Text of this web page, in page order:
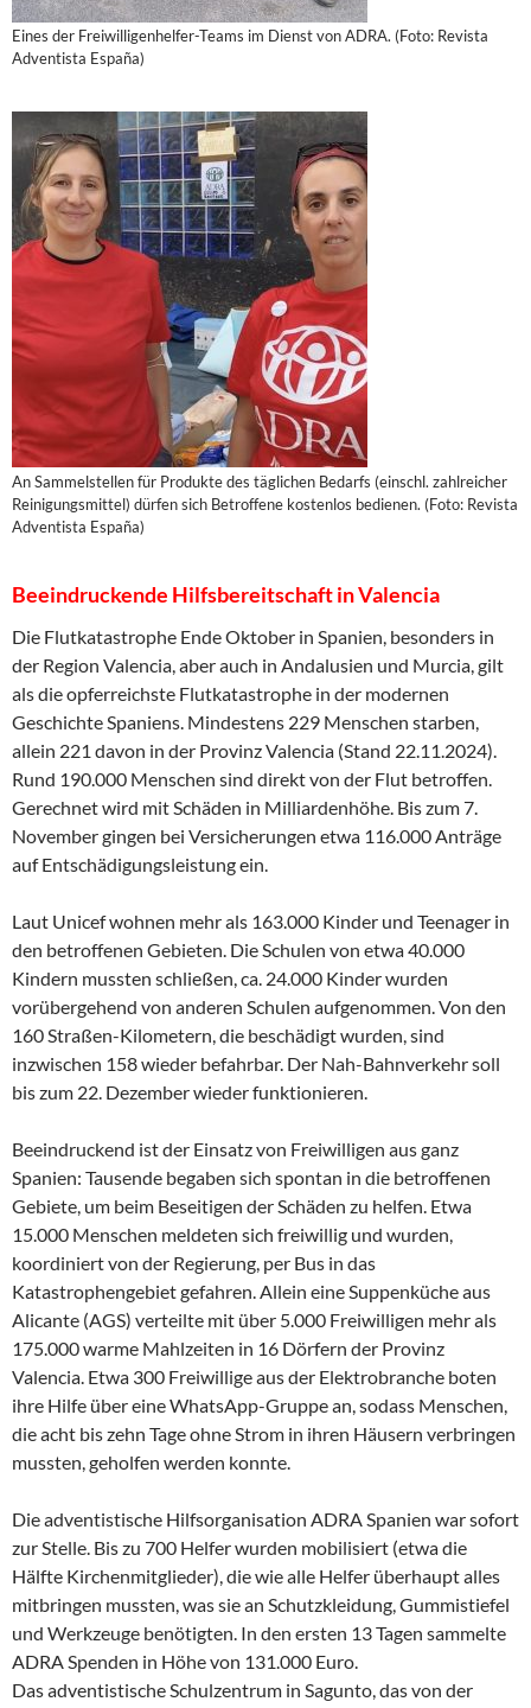
Eines der Freiwilligenhelfer-Teams im Dienst von ADRA. (Foto: Revista
Adventista España)
An Sammelstellen für Produkte des täglichen Bedarfs (einschl. zahlreicher
Reinigungsmittel) dürfen sich Betroffene kostenlos bedienen. (Foto: Revista
Adventista España)
Beeindruckende Hilfsbereitschaft in Valencia
Die Flutkatastrophe Ende Oktober in Spanien, besonders in
der Region Valencia, aber auch in Andalusien und Murcia, gilt
als die opferreichste Flutkatastrophe in der modernen
Geschichte Spaniens. Mindestens 229 Menschen starben,
allein 221 davon in der Provinz Valencia (Stand 22.11.2024).
Rund 190.000 Menschen sind direkt von der Flut betroffen.
Gerechnet wird mit Schäden in Milliardenhöhe. Bis zum 7.
November gingen bei Versicherungen etwa 116.000 Anträge
auf Entschädigungsleistung ein.
Laut Unicef wohnen mehr als 163.000 Kinder und Teenager in
den betroffenen Gebieten. Die Schulen von etwa 40.000
Kindern mussten schließen, ca. 24.000 Kinder wurden
vorübergehend von anderen Schulen aufgenommen. Von den
160 Straßen-Kilometern, die beschädigt wurden, sind
inzwischen 158 wieder befahrbar. Der Nah-Bahnverkehr soll
bis zum 22. Dezember wieder funktionieren.
Beeindruckend ist der Einsatz von Freiwilligen aus ganz
Spanien: Tausende begaben sich spontan in die betroffenen
Gebiete, um beim Beseitigen der Schäden zu helfen. Etwa
15.000 Menschen meldeten sich freiwillig und wurden,
koordiniert von der Regierung, per Bus in das
Katastrophengebiet gefahren. Allein eine Suppenküche aus
Alicante (AGS) verteilte mit über 5.000 Freiwilligen mehr als
175.000 warme Mahlzeiten in 16 Dörfern der Provinz
Valencia. Etwa 300 Freiwillige aus der Elektrobranche boten
ihre Hilfe über eine WhatsApp-Gruppe an, sodass Menschen,
die acht bis zehn Tage ohne Strom in ihren Häusern verbringen
mussten, geholfen werden konnte.
Die adventistische Hilfsorganisation ADRA Spanien war sofort
zur Stelle. Bis zu 700 Helfer wurden mobilisiert (etwa die
Hälfte Kirchenmitglieder), die wie alle Helfer überhaupt alles
mitbringen mussten, was sie an Schutzkleidung, Gummistiefel
und Werkzeuge benötigten. In den ersten 13 Tagen sammelte
ADRA Spenden in Höhe von 131.000 Euro.
Das adventistische Schulzentrum in Sagunto, das von der